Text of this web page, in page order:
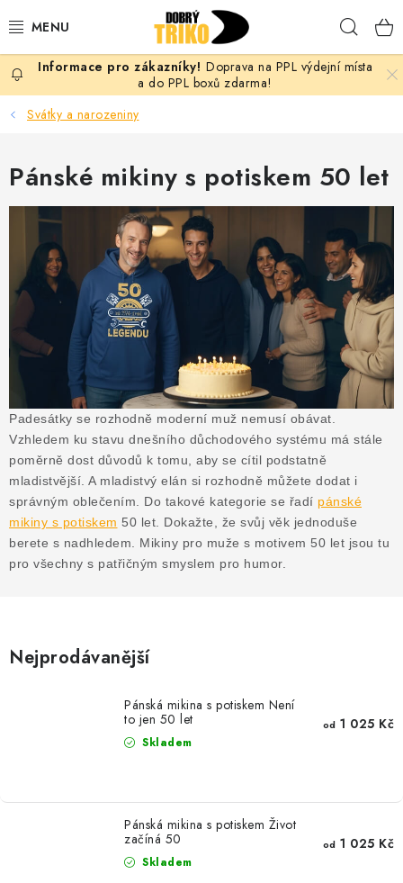
na
PRO ŽENY
PRO MUŽE
PRO DĚTI
DOPLŇKY
PRO PÁRY
VLASTNÍ MOTIV
TRIČKA
MIKINY
OKAMŽITĚ K ODBĚRU
B2B
MÁM SRDCE POMÁHÁM
Obchodní podmínky
Zásady zpracování ochrany osobních údajů
Doprava na PPL výdejní místa
a do PPL boxů zdarma!
Svátky a narozeniny
Pánské mikiny s potiskem 50 let
Padesátky se rozhodně moderní muž nemusí obávat.
Vzhledem ku stavu dnešního důchodového systému má stále
poměrně dost důvodů k tomu, aby se cítil podstatně
mladistvější. A mladistvý elán si rozhodně můžete dodat i
správným oblečením. Do takové kategorie se řadí pánské
mikiny s potiskem 50 let. Dokažte, že svůj věk jednoduše
berete s nadhledem. Mikiny pro muže s motivem 50 let jsou tu
pro všechny s patřičným smyslem pro humor.
Nejprodávanější
Pánská mikina s potiskem Není
to jen 50 let
Skladem
od 1 025 Kč
Pánská mikina s potiskem Život
začíná 50
Skladem
od 1 025 Kč